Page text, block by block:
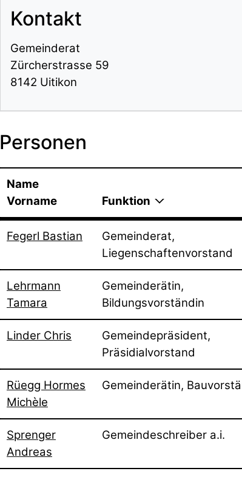
Kontakt
Gemeinderat
Zürcherstrasse 59
8142 Uitikon
Personen
Name
Vorname
Funktion
Fegerl Bastian
Gemeinderat,
Liegenschaftenvorstand
Lehrmann
Tamara
Gemeinderätin,
Bildungsvorständin
Linder Chris
Gemeindepräsident,
Präsidialvorstand
Rüegg Hormes
Michèle
Gemeinderätin,
Sprenger
Andreas
Gemeindeschreiber a.i.